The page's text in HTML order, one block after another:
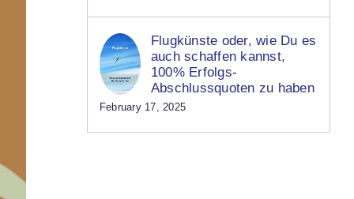
Flugkünste oder, wie Du es
auch schaffen kannst,
100% Erfolgs-
Abschlussquoten zu haben
February 17, 2025